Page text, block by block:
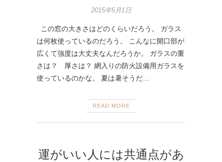
2015年5月1日
この窓の大きさはどのくらいだろう。 ガラス
は何枚使っているのだろう。 こんなに開口部が
広くて強度は大丈夫なんだろうか。 ガラスの重
さは？ 厚さは？ 網入りの防火設備用ガラスを
使っているのかな。 夏は暑そうだ…
READ MORE
運がいい人には共通点があ